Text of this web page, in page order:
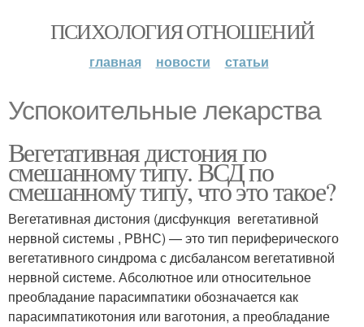
ПСИХОЛОГИЯ ОТНОШЕНИЙ
главная новости статьи
Успокоительные лекарства
Вегетативная дистония по
смешанному типу. ВСД по
смешанному типу, что это такое?
Вегетативная дистония (дисфункция вегетативной
нервной системы , РВНС) — это тип периферического
вегетативного синдрома с дисбалансом вегетативной
нервной системе. Абсолютное или относительное
преобладание парасимпатики обозначается как
парасимпатикотония или ваготония, а преобладание